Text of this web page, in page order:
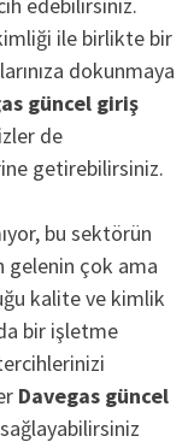
ile birlikte bir
dokunmaya
güncel giriş
de
getirebilirsiniz.
bu sektörün
gelenin çok ama
kalite ve kimlik
bir işletme
Davegas güncel